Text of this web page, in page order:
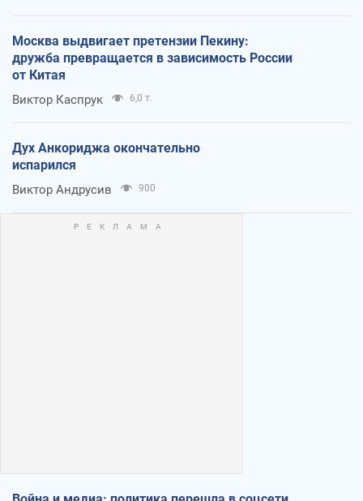
Москва выдвигает претензии Пекину:
дружба превращается в зависимость России
от Китая
Виктор Каспрук 6,0 т.
Дух Анкориджа окончательно
испарился
Виктор Андрусив 900